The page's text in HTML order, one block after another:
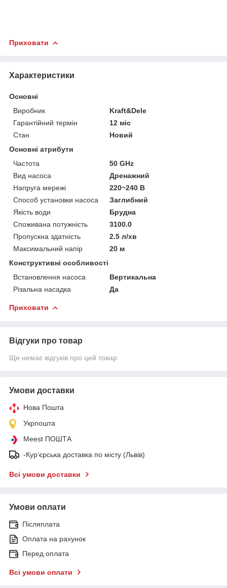
Приховати
Характеристики
Основні
Виробник
Kraft&Dele
Гарантійний термін
12 міс
Стан
Новий
Основні атрибути
Частота
50 GHz
Вид насоса
Дренажний
Напруга мережі
220~240 В
Способ установки насоса
Заглибний
Якість води
Брудна
Споживана потужність
3100.0
Пропускна здатність
2.5 л/хв
Максимальний напір
20 м
Конструктивні особливості
Встановлення насоса
Вертикальна
Різальна насадка
Да
Приховати
Відгуки про товар
Ще немає відгуків про цей товар
Умови доставки
Нова Пошта
Укрпошта
Meest ПОШТА
-Кур'єрська доставка по місту (Львів)
Всі умови доставки
Умови оплати
Післяплата
Оплата на рахунок
Перед оплата
Всі умови оплати